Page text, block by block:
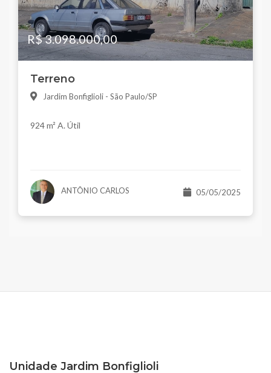
R$ 3.098.000,00
Terreno
Jardim Bonfiglioli - São Paulo/SP
924 m² A. Útil
ANTÔNIO CARLOS 05/05/2025
Unidade Jardim Bonfiglioli